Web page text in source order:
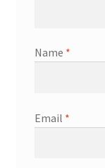
Name *
Email *